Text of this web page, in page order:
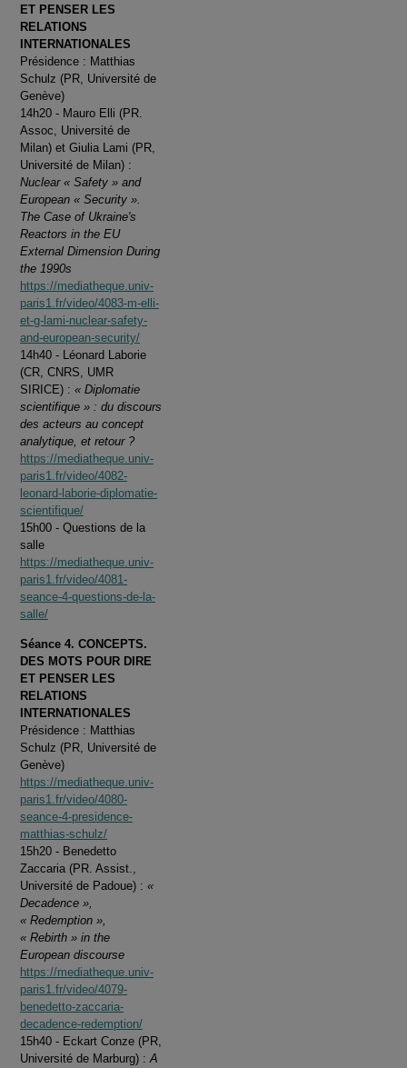
ET PENSER LES
RELATIONS
INTERNATIONALES
Présidence : Matthias
Schulz (PR, Université de
Genève)
14h20 - Mauro Elli (PR.
Assoc, Université de
Milan) et Giulia Lami (PR,
Université de Milan) :
Nuclear « Safety » and
European « Security ».
The Case of Ukraine's
Reactors in the EU
External Dimension During
the 1990s
https://mediatheque.univ-
paris1.fr/video/4083-m-elli-
et-g-lami-nuclear-safety-
and-european-security/
14h40 - Léonard Laborie
(CR, CNRS, UMR
SIRICE) : « Diplomatie
scientifique » : du discours
des acteurs au concept
analytique, et retour ?
https://mediatheque.univ-
paris1.fr/video/4082-
leonard-laborie-diplomatie-
scientifique/
15h00 - Questions de la
salle
https://mediatheque.univ-
paris1.fr/video/4081-
seance-4-questions-de-la-
salle/
Séance 4. CONCEPTS.
DES MOTS POUR DIRE
ET PENSER LES
RELATIONS
INTERNATIONALES
Présidence : Matthias
Schulz (PR, Université de
Genève)
https://mediatheque.univ-
paris1.fr/video/4080-
seance-4-presidence-
matthias-schulz/
15h20 - Benedetto
Zaccaria (PR. Assist.,
Université de Padoue) : «
Decadence »,
« Redemption »,
« Rebirth » in the
European discourse
https://mediatheque.univ-
paris1.fr/video/4079-
benedetto-zaccaria-
decadence-redemption/
15h40 - Eckart Conze (PR,
Université de Marburg) :A